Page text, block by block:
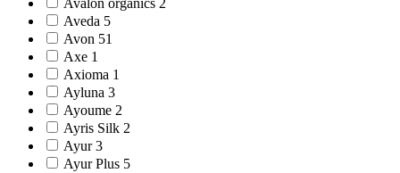
Avalon organics 2
Aveda 5
Avon 51
Axe 1
Axioma 1
Ayluna 3
Ayoume 2
Ayris Silk 2
Ayur 3
Ayur Plus 5